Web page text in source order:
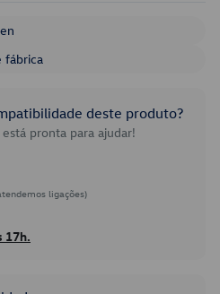
fábrica
deste produto?
pronta para ajudar!
ligações)
17h.